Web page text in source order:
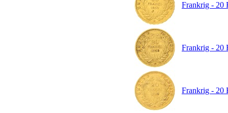
Frankrig - 20
Frankrig - 20
Frankrig - 20